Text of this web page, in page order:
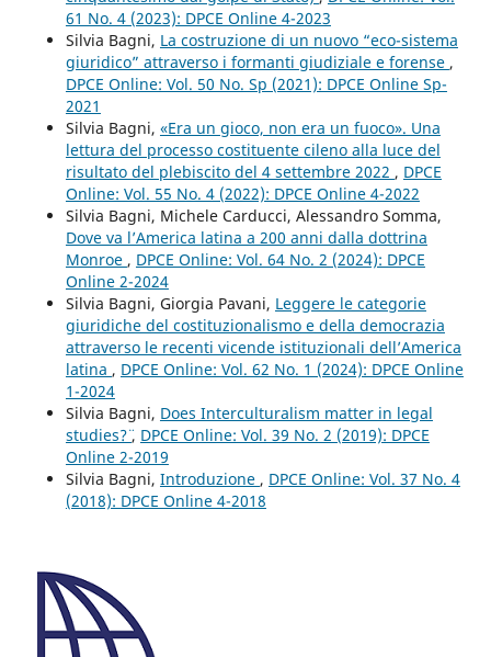
61 No. 4 (2023): DPCE Online 4-2023
Silvia Bagni, La costruzione di un nuovo “eco-sistema
giuridico” attraverso i formanti giudiziale e forense ,
DPCE Online: Vol. 50 No. Sp (2021): DPCE Online Sp-
2021
Silvia Bagni, «Era un gioco, non era un fuoco». Una
lettura del processo costituente cileno alla luce del
risultato del plebiscito del 4 settembre 2022 , DPCE
Online: Vol. 55 No. 4 (2022): DPCE Online 4-2022
Silvia Bagni, Michele Carducci, Alessandro Somma,
Dove va l’America latina a 200 anni dalla dottrina
Monroe , DPCE Online: Vol. 64 No. 2 (2024): DPCE
Online 2-2024
Silvia Bagni, Giorgia Pavani, Leggere le categorie
giuridiche del costituzionalismo e della democrazia
attraverso le recenti vicende istituzionali dell’America
latina , DPCE Online: Vol. 62 No. 1 (2024): DPCE Online
1-2024
Silvia Bagni, Does Interculturalism matter in legal
studies?¨, DPCE Online: Vol. 39 No. 2 (2019): DPCE
Online 2-2019
Silvia Bagni, Introduzione , DPCE Online: Vol. 37 No. 4
(2018): DPCE Online 4-2018